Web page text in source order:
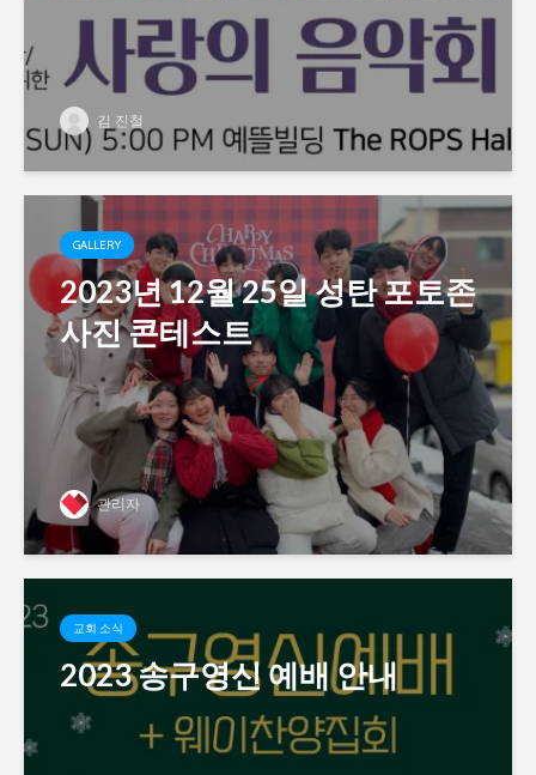
김 진철
GALLERY
2023년 12월 25일 성탄 포토존
사진 콘테스트
관리자
교회 소식
2023 송구영신 예배 안내